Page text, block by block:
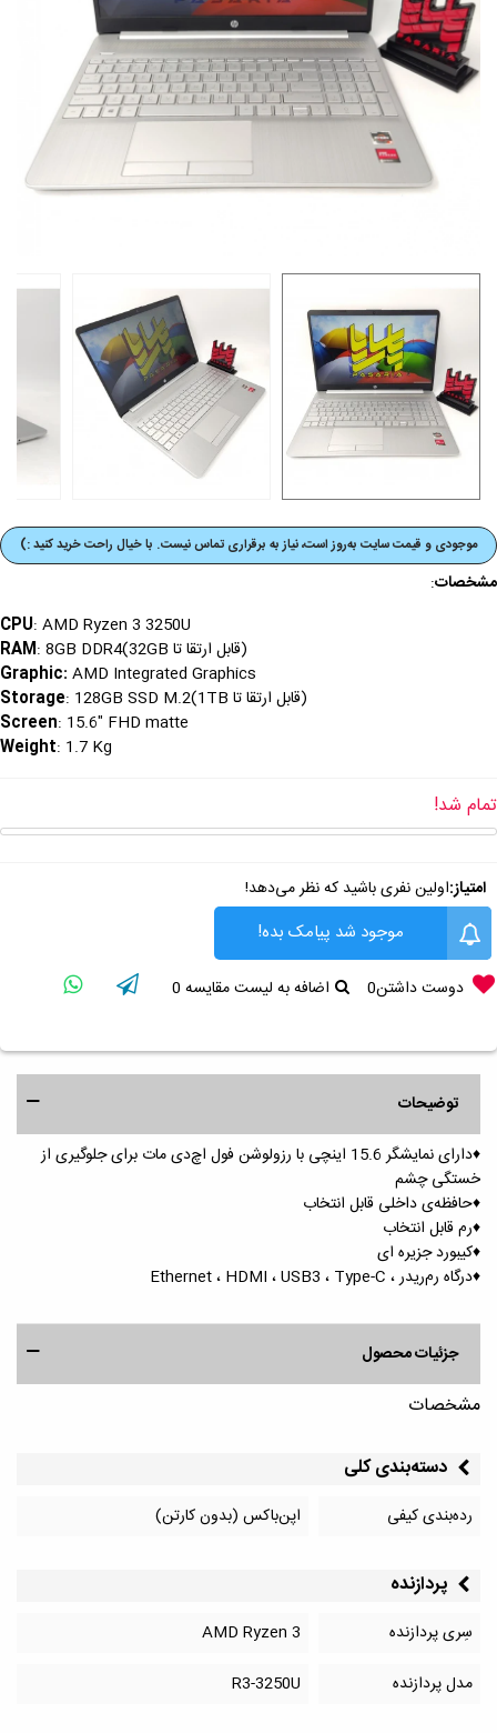
موجودی و قیمت‌ سایت به‌روز است، نیاز به برقراری تماس نیست. با خیال راحت خرید کنید :)
مشخصات:
CPU: AMD Ryzen 3 3250U
(قابل ارتقا تا 32GB)
RAM: 8GB DDR4
Graphic: AMD Integrated Graphics
(قابل ارتقا تا 1TB)
Storage: 128GB SSD M.2
Screen: 15.6" FHD matte
Weight: 1.7 Kg
تمام شد!
امتیاز:اولین نفری باشید که نظر می‌دهد!
موجود شد پیامک بده!
دوست داشتن0 اضافه به لیست مقایسه 0
توضیحات
♦️دارای نمایشگر 15.6 اینچی با رزولوشن فول اچ‌دی مات برای جلوگیری از
خستگی چشم
♦️حافظه‌ی داخلی قابل انتخاب
♦️رم قابل انتخاب
♦️کیبورد جزیره ای
♦️درگاه رم‌ریدر ، Ethernet ، HDMI ، USB3 ، Type-C
جزئیات محصول
مشخصات
دسته‌بندی کلی
رده‌بندی کیفی اپن‌باکس (بدون کارتن)
پردازنده
سِری پردازنده
AMD Ryzen 3
مدل پردازنده
R3-3250U